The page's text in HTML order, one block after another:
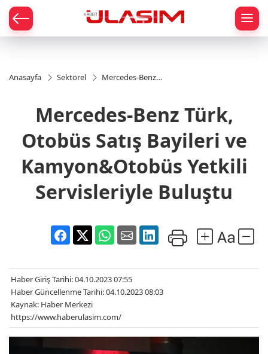
Anasayfa Sektörel
Mercedes-Benz
Kamyon&Otobüs
Yetkili
Buluştu
Mercedes-Benz Türk,
Otobüs Satış Bayileri ve
Kamyon&Otobüs Yetkili
Servisleriyle Buluştu
Haber Giriş Tarihi: 04.10.2023 07:55
Haber Güncellenme Tarihi: 04.10.2023 08:03
Kaynak: Haber Merkezi
https://www.haberulasim.com/